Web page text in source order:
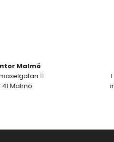
Malmö
11
41 Malmö